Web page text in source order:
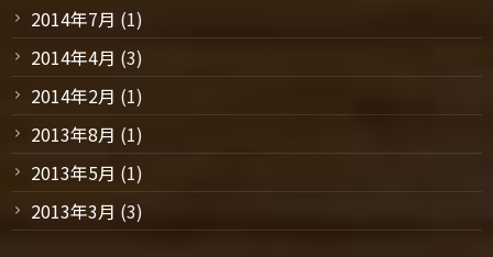
2014年7月 (1)
2014年4月 (3)
2014年2月 (1)
2013年8月 (1)
2013年5月 (1)
2013年3月 (3)